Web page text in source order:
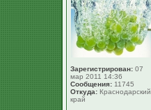
Зарегистрирован: 07
мар 2011 14:36
Сообщения: 11745
Откуда: Краснодарский
край